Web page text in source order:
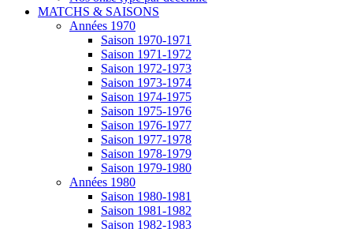
MATCHS & SAISONS
Années 1970
Saison 1970-1971
Saison 1971-1972
Saison 1972-1973
Saison 1973-1974
Saison 1974-1975
Saison 1975-1976
Saison 1976-1977
Saison 1977-1978
Saison 1978-1979
Saison 1979-1980
Années 1980
Saison 1980-1981
Saison 1981-1982
Saison 1982-1983